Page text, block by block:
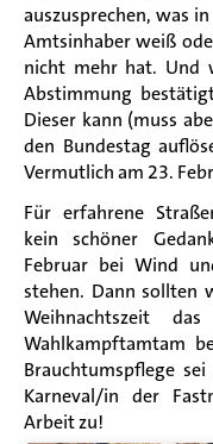
auszusprechen, was
Amtsinhaberweiß
nicht mehr hat. Und
Abstimmung
Dieser kann (muss
den Bundestag
Vermutlich am 23.
Für erfahrene
kein schöner
Februar bei Wind
stehen. Dann sollten
Weihnachtszeit
Wahlkampftamtam
Brauchtumspflege
Karneval/in der
Arbeit zu!